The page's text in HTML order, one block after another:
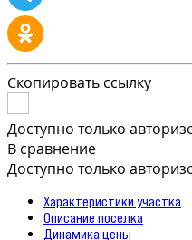
Скопировать ссылку
Доступно только
В сравнение
Доступно только
Характеристики участка
Описание поселка
Динамика цены